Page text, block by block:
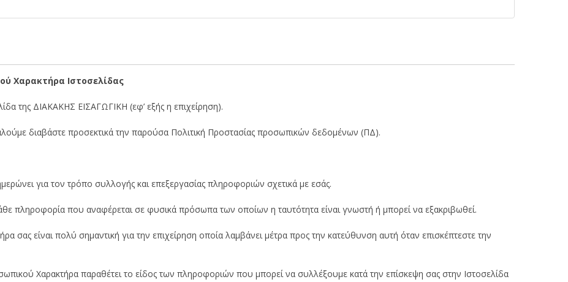
Χαρακτήρα Ιστοσελίδας
της ΔΙΑΚΑΚΗΣ ΕΙΣΑΓΩΓΙΚΗ (εφ’ εξής η επιχείρηση).
διαβάστε προσεκτικά την παρούσα Πολιτική Προστασίας προσωπικών δεδομένων (ΠΔ).
για τον τρόπο συλλογής και επεξεργασίας πληροφοριών σχετικά με εσάς.
πληροφορία που αναφέρεται σε φυσικά πρόσωπα των οποίων η ταυτότητα είναι γνωστή ή μπορεί να εξακριβωθεί.
είναι πολύ σημαντική για την επιχείρηση οποία λαμβάνει μέτρα προς την κατεύθυνση αυτή όταν επισκέπτεστε την
Χαρακτήρα παραθέτει το είδος των πληροφοριών που μπορεί να συλλέξουμε κατά την επίσκεψη σας στην Ιστοσελίδα